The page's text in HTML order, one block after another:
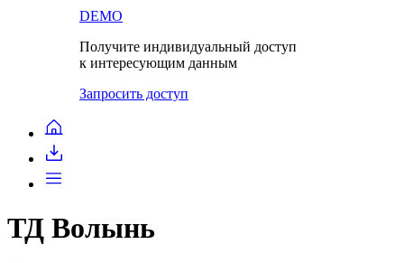
DEMO
Получите индивидуальный доступ
к интересующим данным
Запросить доступ
ТД Волынь